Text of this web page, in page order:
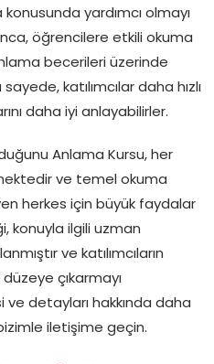
yardımcı olmayı
öğrencilere etkili okuma
becerileri üzerinde
katılımcılar daha hızlı
daha iyi anlayabilirler.
Anlama Kursu, her
ve temel okuma
herkes için büyük faydalar
konuyla ilgili uzman
ve katılımcıların
çıkarmayı
ve detayları hakkında daha
iletişime geçin.